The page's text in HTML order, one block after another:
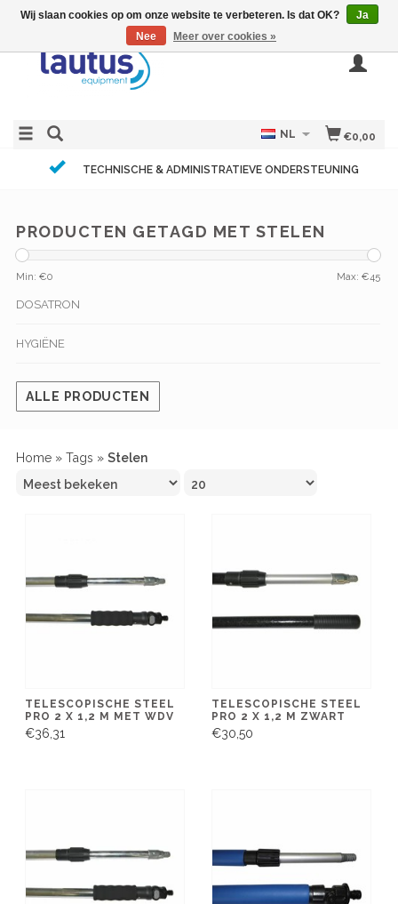
€0,00
NL
TECHNISCHE & ADMINISTRATIEVE ONDERSTEUNING
PRODUCTEN GETAGD MET STELEN
Min: €0 Max: €45
DOSATRON
HYGIËNE
ALLE PRODUCTEN
Home » Tags » Stelen
TELESCOPISCHE STEEL
PRO 2 X 1,2 M MET WDV
€36,31
TELESCOPISCHE STEEL
PRO 2 X 1,2 M ZWART
€30,50
Wij slaan cookies op om onze website te verbeteren. Is dat OK?
Ja
Nee
Meer over cookies »